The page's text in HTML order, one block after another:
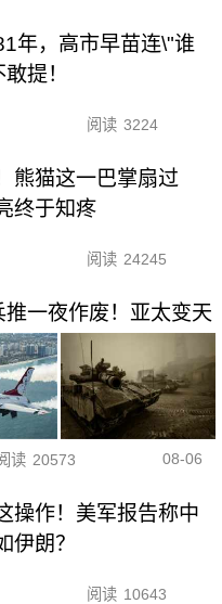
年，高市早苗连\"谁
提！
阅读 3224
熊猫这一巴掌扇过
终于知疼
阅读 24245
一夜作废！亚太变天
读 20573 08-06
操作！美军报告称中
伊朗？
阅读 10643